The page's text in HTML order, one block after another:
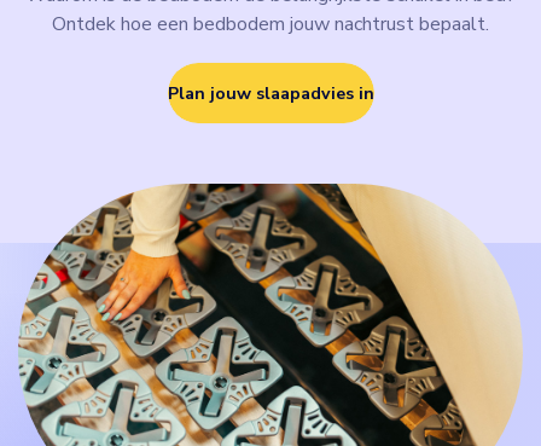
Ontdek hoe een bedbodem jouw nachtrust bepaalt.
Plan jouw slaapadvies in